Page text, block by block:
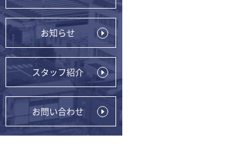
お知らせ
スタッフ紹介
お問い合わせ